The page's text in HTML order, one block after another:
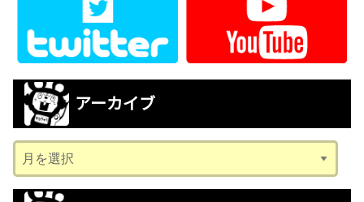
アーカイブ
ー
カ